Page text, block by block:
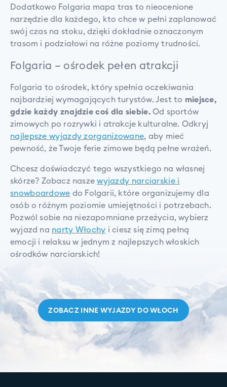
Dodatkowo Folgaria mapa tras to nieocenione
narzędzie dla każdego, kto chce w pełni zaplanować
swój czas na stoku, dzięki dokładnie oznaczonym
trasom i podziałowi na różne poziomy trudności.
Folgaria – ośrodek pełen atrakcji
Folgaria to ośrodek, który spełnia oczekiwania
najbardziej wymagających turystów. Jest to miejsce,
gdzie każdy znajdzie coś dla siebie.Od sportów
zimowych po rozrywki i atrakcje kulturalne. Odkryj
najlepsze wyjazdy zorganizowane, aby mieć
pewność, że Twoje ferie zimowe będą pełne wrażeń.
Chcesz doświadczyć tego wszystkiego na własnej
skórze? Zobacz naszewyjazdy narciarskie i
snowboardowe do Folgarii, które organizujemy dla
osób o różnym poziomie umiejętności i potrzebach.
Pozwól sobie na niezapomniane przeżycia, wybierz
wyjazd na narty Włochy i ciesz się zimą pełną
emocji i relaksu w jednym z najlepszych włoskich
ośrodków narciarskich!
ZOBACZ INNE WYJAZDY DOWŁOCH